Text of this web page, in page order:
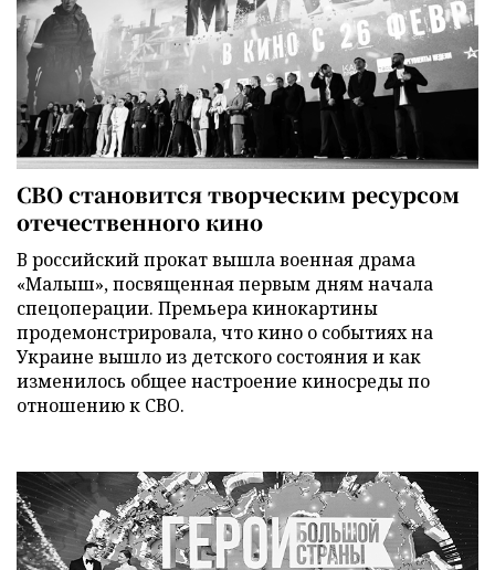
СВО становится творческим ресурсом
отечественного кино
В российский прокат вышла военная драма
«Малыш», посвященная первым дням начала
спецоперации. Премьера кинокартины
продемонстрировала, что кино о событиях на
Украине вышло из детского состояния и как
изменилось общее настроение киносреды по
отношению к СВО.